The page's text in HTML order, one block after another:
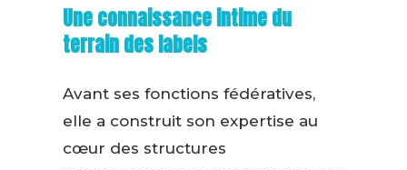
Une connaissance intime du
terrain des labels
Avant ses fonctions fédératives,
elle a construit son expertise au
cœur des structures